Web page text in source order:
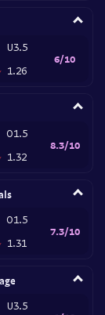
U3.5
1.26
6/10
O1.5
1.32
8.3/10
O1.5
1.31
7.3/10
U3.5